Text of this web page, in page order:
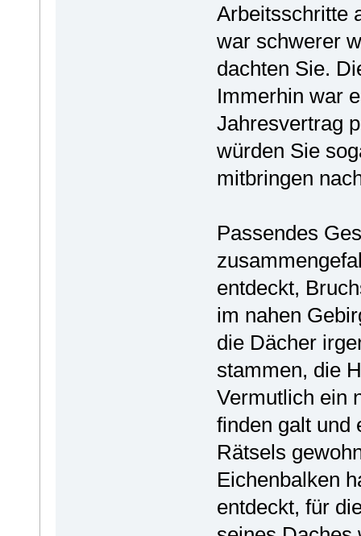
Arbeitsschritte
war schwerer
dachten Sie.
Immerhin war
Jahresvertrag
würden Sie
mitbringen
Passendes
entdeckt,
im nahen
die Dächer
stammen, die
Vermutlich ein
finden galt und
Rätsels
Eichenbalken
entdeckt, für